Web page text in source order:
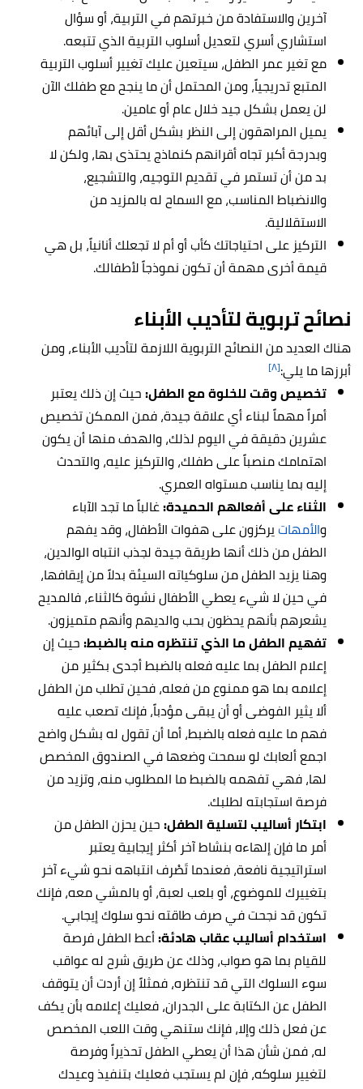
آخرين والاستفادة من خبرتهم في التربية، أو سؤال
استشاري أسري لتعديل أسلوب التربية الذي تتبعه.
مع تغير عمر الطفل، سيتعين عليك تغيير أسلوب التربية
المتبع تدريجياً، ومن المحتمل أن ما ينجح مع طفلك الآن
لن يعمل بشكل جيد خلال عام أو عامين.
يميل المراهقون إلى النظر بشكل أقل إلى آبائهم
وبدرجة أكبر تجاه أقرانهم كنماذج يحتذى بها، ولكن لا
بد من أن تستمر في تقديم التوجيه، والتشجيع،
والانضباط المناسب، مع السماح له بالمزيد من
الاستقلالية.
التركيز على احتياجاتك كأب أو أم لا تجعلك أنانياً، بل هي
قيمة أخرى مهمة أن تكون نموذجاً لأطفالك.
نصائح تربوية لتأديب الأبناء
هناك العديد من النصائح التربوية اللازمة لتأديب الأبناء، ومن
أبرزها ما يلي:[٨]
تخصيص وقت للخلوة مع الطفل:حيث إن ذلك يعتبر
أمراً مهماً لبناء أي علاقة جيدة، فمن الممكن تخصيص
عشرين دقيقة في اليوم لذلك، والهدف منها أن يكون
اهتمامك منصباً على طفلك، والتركيز عليه، والتحدث
إليه بما يناسب مستواه العمري.
الثناء على أفعالهم الحميدة:غالباً ما تجد الآباء
والأمهاتيركزون على هفوات الأطفال، وقد يفهم
الطفل من ذلك أنها طريقة جيدة لجذب انتباه الوالدين،
وهنا يزيد الطفل من سلوكياته السيئة بدلاً من إيقافها،
في حين لا شيء يعطي الأطفال نشوة كالثناء، فالمديح
يشعرهم بأنهم يحظون بحب والديهم وأنهم متميزون.
تفهيم الطفل ما الذي تنتظره منه بالضبط:حيث إن
إعلام الطفل بما عليه فعله بالضبط أجدى بكثير من
إعلامه بما هو ممنوع من فعله، فحين تطلب من الطفل
ألا يثير الفوضى أو أن يبقى مؤدباً، فإنك تصعب عليه
فهم ما عليه فعله بالضبط، أما أن تقول له بشكل واضح
اجمع ألعابك لو سمحت وضعها في الصندوق المخصص
لها، فهي تفهمه بالضبط ما المطلوب منه، وتزيد من
فرصة استجابته لطلبك.
ابتكار أساليب لتسلية الطفل:حين يحزن الطفل من
أمر ما فإن إلهاءه بنشاط آخر أكثر إيجابية يعتبر
استراتيجية نافعة، فعندما تَصْرف انتباهه نحو شيء آخر
بتغييرك للموضوع، أو بلعب لعبة، أو بالمشي معه، فإنك
تكون قد نجحت في صرف طاقته نحو سلوك إيجابي.
استخدام أساليب عقاب هادئة:أعط الطفل فرصة
للقيام بما هو صواب، وذلك عن طريق شرح له عواقب
سوء السلوك التي قد تنتظره، فمثلاً إن أردت أن يتوقف
الطفل عن الكتابة على الجدران، فعليك إعلامه بأن يكف
عن فعل ذلك وإلا، فإنك ستنهي وقت اللعب المخصص
له، فمن شأن هذا أن يعطي الطفل تحذيراً وفرصة
لتغيير سلوكه، فإن لم يستجب فعليك بتنفيذ وعيدك